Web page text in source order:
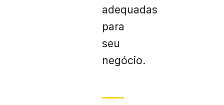
adequadas
para
seu
negócio.